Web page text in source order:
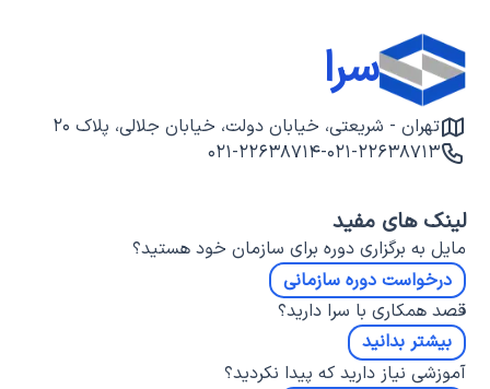
سرا
تهران - شریعتی، خیابان دولت، خیابان جلالی، پلاک ۲۰
۰۲۱-۲۲۶۳۸۷۱۳-۰۲۱-۲۲۶۳۸۷۱۴
لینک های مفید
مایل به برگزاری دوره برای سازمان خود هستید؟
درخواست دوره سازمانی
قصد همکاری با سرا دارید؟
بیشتر بدانید
آموزشی نیاز دارید که پیدا نکردید؟